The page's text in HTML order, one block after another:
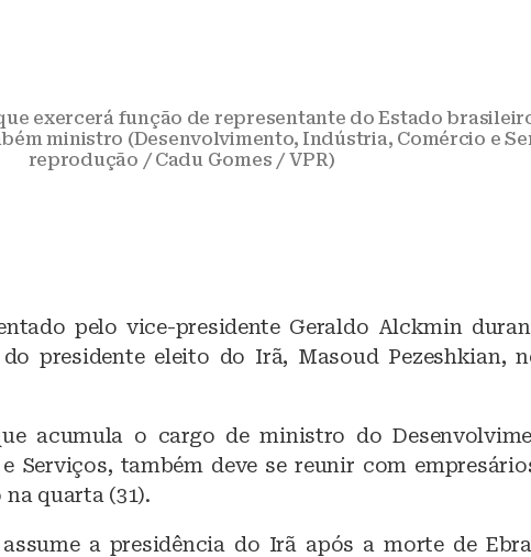
exercerá função de representante do Estado
ministro (Desenvolvimento, Indústria, Comércio e
reprodução / Cadu Gomes / VPR)
pelo vice-presidente Geraldo Alckmin
presidente eleito do Irã, Masoud Pezeshkian,
acumula o cargo de ministro do
Serviços, também deve se reunir com
quarta (31).
assume a presidência do Irã após a morte de